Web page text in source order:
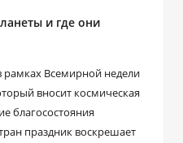
и где они
рамках Всемирной недели
вносит космическая
благосостояния
праздник воскрешает